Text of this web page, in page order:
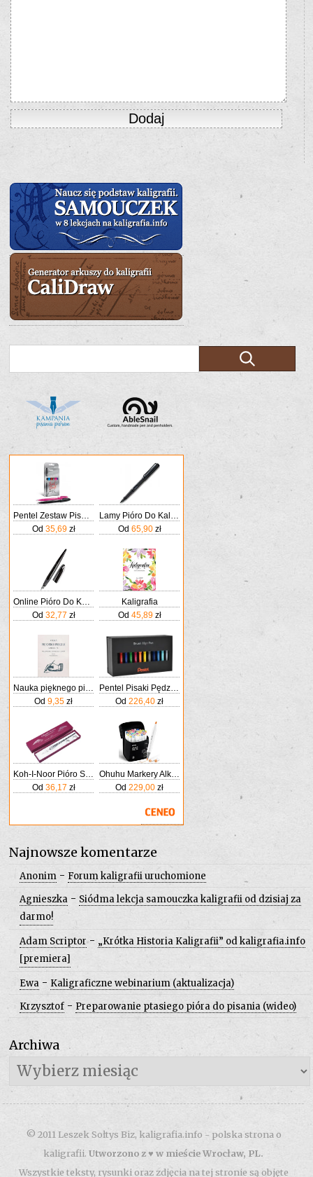
Pentel Zestaw Pisaków Pędzelkowych Do Kaligrafii I Liternictwa Czarny/Niebieski/Brązowy/Szary/Różowy/Fioletowy
Od 35,69zł
Lamy Pióro Do Kaligrafii Safari 017M Czarny Matowy
Od 65,90zł
Online Pióro Do Kaligrafii Wieczne Air Czarne Szeroka Stalówka O Grubości Kreski 1 4mm Standardowych Wkładów Atramentowych
Od 32,77 zł
Kaligrafia
Od 45,89zł
Nauka pięknego pisania (kaligrafii) (PDF)
Od9,35 zł
Pentel Pisaki Pędzelkowe Do Kaligrafii Brush Pen 36szt.
Od226,40 zł
Koh-I-Noor Pióro Szklane Do Kaligrafii
Od 36,17 zł
Ohuhu Markery Alkoholowe 48 Kolorów Podwójna Końcówka Pędzel & Dłuto Dla Dorosłych Do Komiksów Szkicowania Kaligrafii Rysowania I Ilustrowania
Od229,00 zł
Najnowsze komentarze
Anonim - Forum kaligrafii uruchomione
Agnieszka - Siódma lekcja samouczka kaligrafii od dzisiaj za
darmo!
Adam Scriptor- „Krótka Historia Kaligrafii” od kaligrafia.info
[premiera]
Ewa - Kaligraficzne webinarium (aktualizacja)
Krzysztof - Preparowanie ptasiego pióra do pisania (wideo)
Archiwa
Archiwa
© 2011 Leszek Sołtys Biz, kaligrafia.info - polska strona o
kaligrafii.Utworzono z ♥ w mieście Wrocław, PL.
Wszystkie teksty, rysunki oraz zdjęcia na tej stronie są objęte